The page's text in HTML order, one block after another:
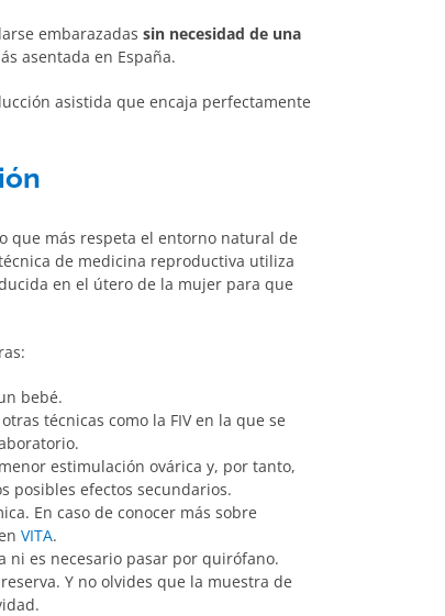
embarazadas sin necesidad de una
asentada en España.
asistida que encaja perfectamente
que más respeta el entorno natural de
de medicina reproductiva utiliza
en el útero de la mujer para que
bebé.
técnicas como la FIV en la que se
estimulación ovárica y, por tanto,
posibles efectos secundarios.
En caso de conocer más sobre
VITA.
ni es necesario pasar por quirófano.
Y no olvides que la muestra de